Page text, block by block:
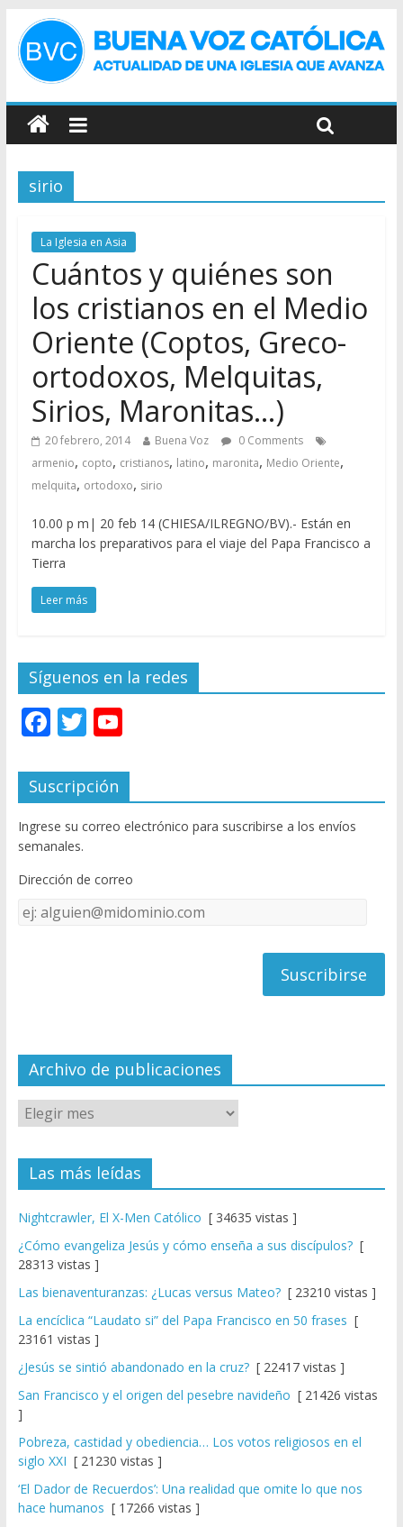
sirio
La Iglesia en Asia
Cuántos y quiénes son
los cristianos en el Medio
Oriente (Coptos, Greco-
ortodoxos, Melquitas,
Sirios, Maronitas…)
20 febrero, 2014 Buena Voz
0 Comments
armenio, copto, cristianos, latino, maronita, Medio Oriente,
melquita, ortodoxo, sirio
10.00 p m| 20 feb 14 (CHIESA/ILREGNO/BV).- Están en
marcha los preparativos para el viaje del Papa Francisco a
Tierra
Leer más
Síguenos en la redes
F
e
b
o
o
k
T
itt
er
Y
u
T
u
e
C
el
Suscripción
Ingrese su correo electrónico para suscribirse a los envíos
semanales.
Dirección de correo
Dirección
de
Archivo de publicaciones
Las más leídas
Nightcrawler, El X-Men Católico [ 34635 vistas ]
¿Cómo evangeliza Jesús y cómo enseña a sus discípulos?[
28313 vistas ]
Las bienaventuranzas: ¿Lucas versus Mateo?[ 23210 vistas ]
La encíclica “Laudato si” del Papa Francisco en 50 frases [
23161 vistas ]
¿Jesús se sintió abandonado en la cruz?[ 22417 vistas ]
San Francisco y el origen del pesebre navideño [ 21426 vistas
]
Pobreza, castidad y obediencia… Los votos religiosos en el
siglo XXI [ 21230 vistas ]
‘El Dador de Recuerdos’: Una realidad que omite lo que nos
hace humanos [ 17266 vistas ]